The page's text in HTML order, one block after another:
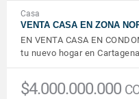
Casa
VENTA CASA EN ZONA
EN VENTA CASA EN
tu nuevo hogar en
$4.000.000.000